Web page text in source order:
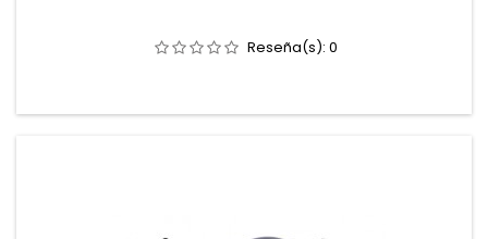
Reseña(s): 0